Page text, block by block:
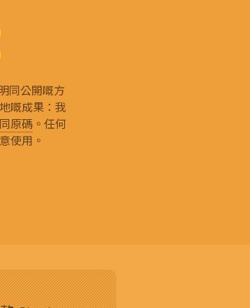
同公開嘅方
嘅成果：我
原碼。任何
使用。